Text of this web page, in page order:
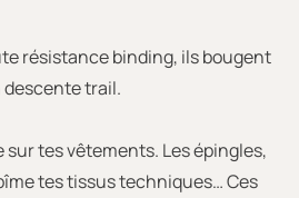
résistance binding, ils bougent
descente trail.
sur tes vêtements. Les épingles,
tes tissus techniques… Ces